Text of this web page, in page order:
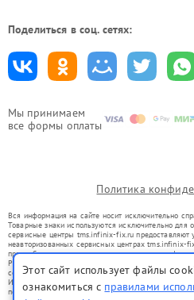
Мы принимаем
все формы оплаты
Поделиться в соц. сетях:
Политика
Вся информация на сайте носит исключительно
Товарные знаки используются исключительно для
сервисные центры tms.infinix-fix.ru предоставляют
неавторизованных сервисных центрах tms.infinix-
правообладателями товарных знаков или их
Ремонт осуществляется для устройств, уже
со статьей 1487 ГК РФ.
Использование товарных знаков не преследует
потребителей в заблуждение, а служит для
Этот сайт использует файлы
ознакомиться с правилами